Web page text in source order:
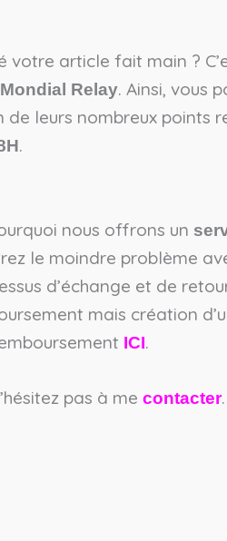
article fait main ?
Relay. Ainsi, vous
leurs nombreux points
.
nous offrons un
le moindre problème
d’échange et de
mais création
ICI.
pas à me contacter.